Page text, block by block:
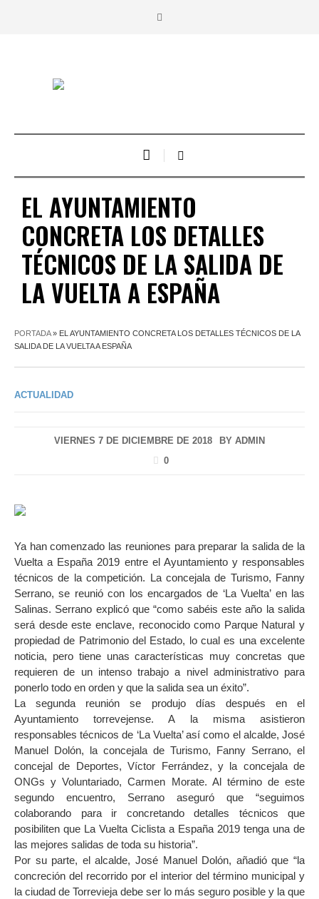
EL AYUNTAMIENTO
CONCRETA LOS DETALLES
TÉCNICOS DE LA SALIDA DE
LA VUELTA A ESPAÑA
PORTADA» EL AYUNTAMIENTO CONCRETA LOS DETALLES TÉCNICOS DE LA
SALIDA DE LA VUELTA A ESPAÑA
ACTUALIDAD
VIERNES 7 DE DICIEMBRE DE 2018 BY ADMIN
0
Ya han comenzado las reuniones para preparar la salida de la
Vuelta a España 2019 entre el Ayuntamiento y responsables
técnicos de la competición. La concejala de Turismo, Fanny
Serrano, se reunió con los encargados de ‘La Vuelta’ en las
Salinas. Serrano explicó que “como sabéis este año la salida
será desde este enclave, reconocido como Parque Natural y
propiedad de Patrimonio del Estado, lo cual es una excelente
noticia, pero tiene unas características muy concretas que
requieren de un intenso trabajo a nivel administrativo para
ponerlo todo en orden y que la salida sea un éxito”.
La segunda reunión se produjo días después en el
Ayuntamiento torrevejense. A la misma asistieron
responsables técnicos de ‘La Vuelta’ así como el alcalde, José
Manuel Dolón, la concejala de Turismo, Fanny Serrano, el
concejal de Deportes, Víctor Ferrández, y la concejala de
ONGs y Voluntariado, Carmen Morate. Al término de este
segundo encuentro, Serrano aseguró que “seguimos
colaborando para ir concretando detalles técnicos que
posibiliten que La Vuelta Ciclista a España 2019 tenga una de
las mejores salidas de toda su historia”.
Por su parte, el alcalde, José Manuel Dolón, añadió que “la
concreción del recorrido por el interior del término municipal y
la ciudad de Torrevieja debe ser lo más seguro posible y la que